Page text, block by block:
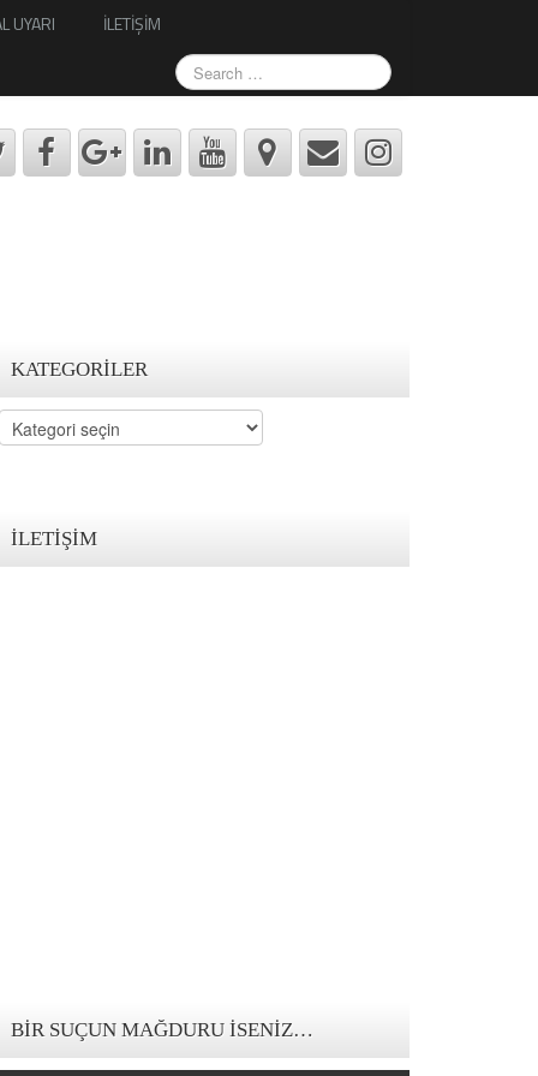
UYARI İLETİŞİM
KATEGORILER
İLETIŞIM
BIR SUÇUN MAĞDURU İSENIZ…